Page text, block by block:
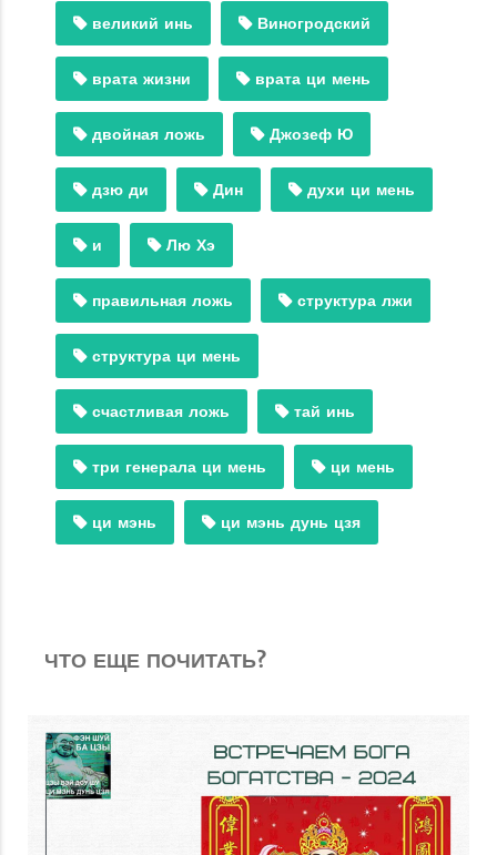
великий инь Виногродский
врата жизни врата ци мень
двойная ложь Джозеф Ю
дзю ди Дин духи ци мень
и Лю Хэ
правильная ложь структура лжи
структура ци мень
счастливая ложь тай инь
три генерала ци мень ци мень
ци мэнь ци мэнь дунь цзя
ЧТО ЕЩЕ ПОЧИТАТЬ?